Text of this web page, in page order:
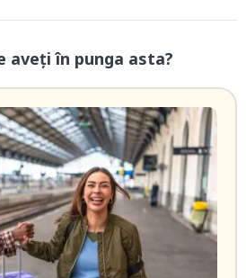
aveți în punga asta?